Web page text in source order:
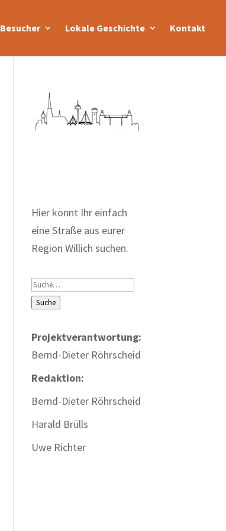
Besucher Lokale Geschichte Kontakt
Hier könnt Ihr einfach
eine Straße aus eurer
Region Willich suchen.
Suche
Suche
Projektverantwortung:
Bernd-Dieter Röhrscheid
Redaktion:
Bernd-Dieter Röhrscheid
Harald Brülls
Uwe Richter